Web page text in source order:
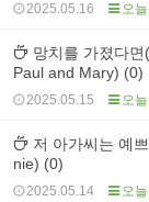
2025.05.16 오
망치를 가졌다
Paul and Mary) (0)
2025.05.15 오
저 아가씨는 예
nie) (0)
2025.05.14 오